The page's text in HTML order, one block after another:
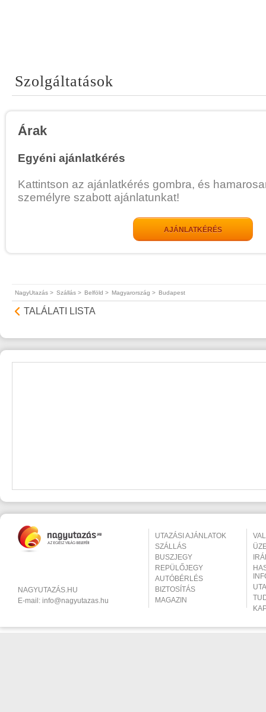
Szolgáltatások
Árak
Egyéni ajánlatkérés
Kattintson az ajánlatkérés gombra, és
személyre szabott ajánlatunkat!
AJÁNLATKÉRÉS
NagyUtazás > Szállás > Belföld > Magyarország > Budapest
TALÁLATI LISTA
NAGYUTAZÁS.HU
E-mail: info@nagyutazas.hu
UTAZÁSI AJÁNLATOK
SZÁLLÁS
BUSZJEGY
REPÜLŐJEGY
AUTÓBÉRLÉS
BIZTOSÍTÁS
MAGAZIN